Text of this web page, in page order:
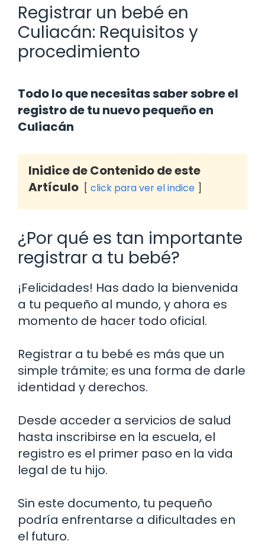
Registrar un bebé en
Culiacán: Requisitos y
procedimiento
Todo lo que necesitas saber sobre el
registro de tu nuevo pequeño en
Culiacán
Inidice de Contenido de este
Artículo
click para ver el indice
¿Por qué es tan importante
registrar a tu bebé?
¡Felicidades! Has dado la bienvenida
a tu pequeño al mundo, y ahora es
momento de hacer todo oficial.
Registrar a tu bebé es más que un
simple trámite; es una forma de darle
identidad y derechos.
Desde acceder a servicios de salud
hasta inscribirse en la escuela, el
registro es el primer paso en la vida
legal de tu hijo.
Sin este documento, tu pequeño
podría enfrentarse a dificultades en
el futuro.